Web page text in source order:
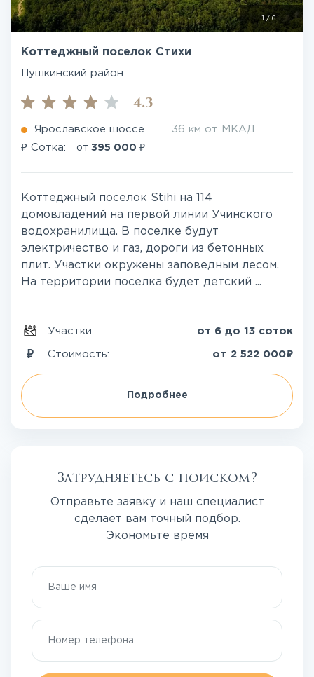
/6
Коттеджный поселок Стихи
Пушкинский район
4.3
Ярославское шоссе 36 км от МКАД
₽ Сотка: от 395 000 ₽
Коттеджный поселок Stihi на 114
домовладений на первой линии Учинского
водохранилища. В поселке будут
электричество и газ, дороги из бетонных
плит. Участки окружены заповедным лесом.
На территории поселка будет детский ...
Участки: от 6 до 13 соток
Стоимость: от 2 522 000₽
Подробнее
Затрудняетесь с поиском?
Отправьте заявку и наш специалист
сделает вам точный подбор.
Экономьте время